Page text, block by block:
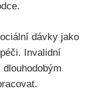
dávky jako
Invalidní